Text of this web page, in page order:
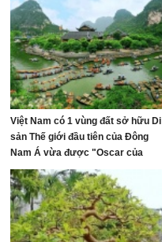
Việt Nam có 1 vùng đất sở hữu Di
sản Thế giới đầu tiên của Đông
Nam Á vừa được "Oscar của
ngành du lịch" đề cử, là nơi tỷ phú
Xuân Trường đầu tư KDL tâm linh
12.000 ha